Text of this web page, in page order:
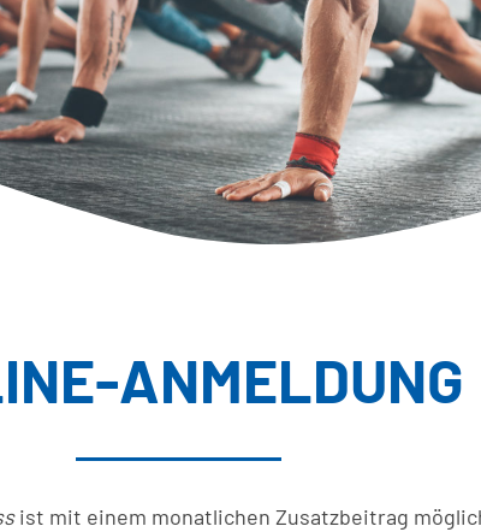
ANMELDUNG
ist mit einem monatlichen Zusatzbeitrag